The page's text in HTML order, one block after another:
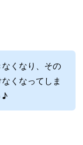
くなり、その
くなってしま
♪